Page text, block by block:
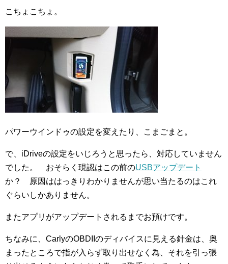
こちょこちょ。
パワーウインドゥの設定を変えたり、こまごまと。
で、iDriveの設定をいじろうと思ったら、対応していません
でした。 おそらく現認はこの前のUSBアップデート
か？ 原因ははっきりわかりませんが思い当たるのはこれ
ぐらいしかありません。
またアプリがアップデートされるまでお預けです。
ちなみに、CarlyのOBDIIのディバイスに見える針金は、奥
まったところで指が入らず取り出せなく為、それを引っ張